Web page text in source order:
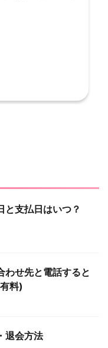
と支払日はいつ？
わせ先と電話すると
料)
退会方法